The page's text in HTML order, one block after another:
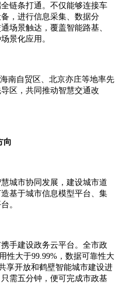
链条打通。不仅能够连接车
，进行信息采集、数据分
场景触达，覆盖智能路基、
景化应用。
南自贸区、北京亦庄等地率先
区，共同推动智慧交通改
向
城市协同发展，建设城市道
基于城市信息模型平台、集
。
手建设政务云平台。全市政
性大于99.99%，数据可靠性大
享开放和鹤壁智能城市建设进
需五分钟，便可完成市政基